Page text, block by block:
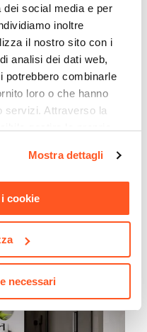
dei social media e per
inoltre
il nostro sito con i
analisi dei dati web,
potrebbero combinarle
loro o che hanno
servizi. Attraverso la
si invita a leggere la
Mostra dettagli
cookie
necessari
Vivid con sedile